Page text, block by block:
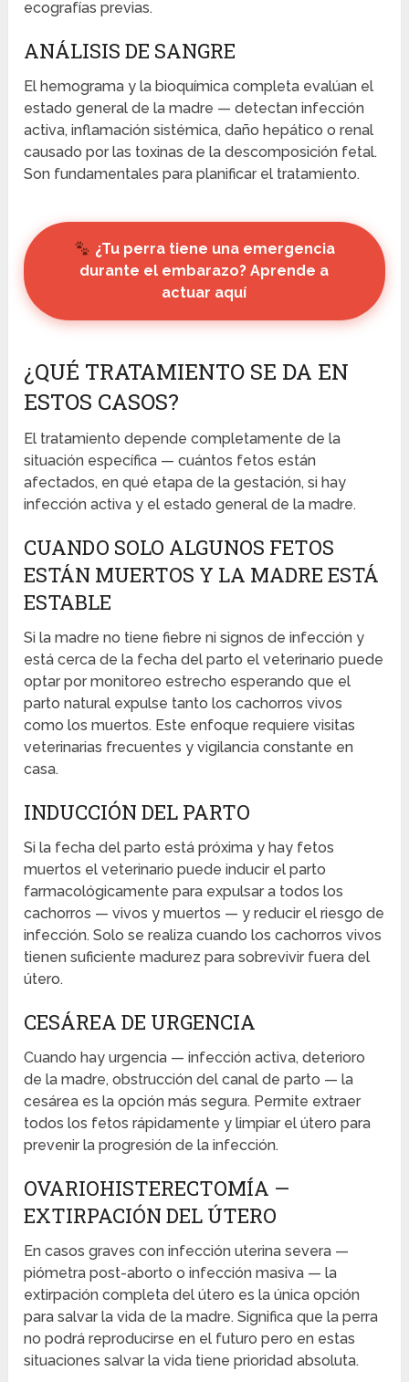
ecografías previas.
ANÁLISIS DE SANGRE
El hemograma y la bioquímica completa evalúan el
estado general de la madre — detectan infección
activa, inflamación sistémica, daño hepático o renal
causado por las toxinas de la descomposición fetal.
Son fundamentales para planificar el tratamiento.
¿Tu perra tiene una emergencia
durante el embarazo? Aprende a
actuar aquí
¿QUÉ TRATAMIENTO SE DA EN
ESTOS CASOS?
El tratamiento depende completamente de la
situación específica — cuántos fetos están
afectados, en qué etapa de la gestación, si hay
infección activa y el estado general de la madre.
CUANDO SOLO ALGUNOS FETOS
ESTÁN MUERTOS Y LA MADRE ESTÁ
ESTABLE
Si la madre no tiene fiebre ni signos de infección y
está cerca de la fecha del parto el veterinario puede
optar por monitoreo estrecho esperando que el
parto natural expulse tanto los cachorros vivos
como los muertos. Este enfoque requiere visitas
veterinarias frecuentes y vigilancia constante en
casa.
INDUCCIÓN DEL PARTO
Si la fecha del parto está próxima y hay fetos
muertos el veterinario puede inducir el parto
farmacológicamente para expulsar a todos los
cachorros — vivos y muertos — y reducir el riesgo de
infección. Solo se realiza cuando los cachorros vivos
tienen suficiente madurez para sobrevivir fuera del
útero.
CESÁREA DE URGENCIA
Cuando hay urgencia — infección activa, deterioro
de la madre, obstrucción del canal de parto — la
cesárea es la opción más segura. Permite extraer
todos los fetos rápidamente y limpiar el útero para
prevenir la progresión de la infección.
OVARIOHISTERECTOMÍA —
EXTIRPACIÓN DEL ÚTERO
En casos graves con infección uterina severa —
piómetra post-aborto o infección masiva — la
extirpación completa del útero es la única opción
para salvar la vida de la madre. Significa que la perra
no podrá reproducirse en el futuro pero en estas
situaciones salvar la vida tiene prioridad absoluta.